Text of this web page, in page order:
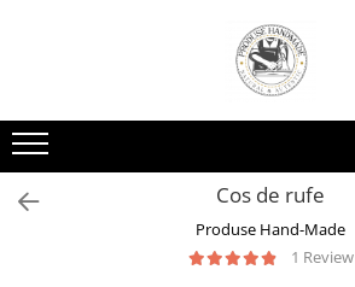
Cos de rufe
Produse Hand-Made
1 Review